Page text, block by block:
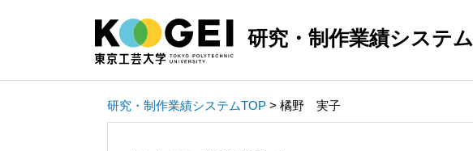
研究・制作業績システム
研究・制作業績システムTOP > 橘野 実子